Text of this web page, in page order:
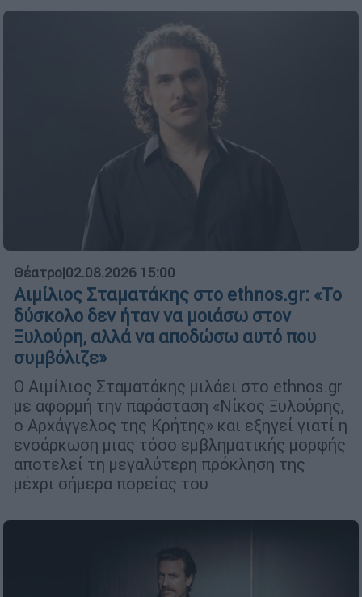
Θέατρο|02.08.2026 15:00
Αιμίλιος Σταματάκης στο ethnos.gr: «Το
δύσκολο δεν ήταν να μοιάσω στον
Ξυλούρη, αλλά να αποδώσω αυτό που
συμβόλιζε»
Ο Αιμίλιος Σταματάκης μιλάει στο ethnos.gr
με αφορμή την παράσταση «Νίκος Ξυλούρης,
ο Αρχάγγελος της Κρήτης» και εξηγεί γιατί η
ενσάρκωση μιας τόσο εμβληματικής μορφής
αποτελεί τη μεγαλύτερη πρόκληση της
μέχρι σήμερα πορείας του